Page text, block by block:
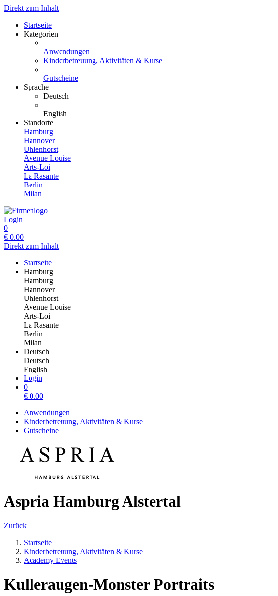
Direkt zum Inhalt
Startseite
Kategorien
Anwendungen
Kinderbetreuung, Aktivitäten & Kurse
Gutscheine
Sprache
Deutsch
English
Standorte
Hamburg
Hannover
Uhlenhorst
Avenue Louise
Arts-Loi
La Rasante
Berlin
Milan
Login
0
€ 0.00
Direkt zum Inhalt
Startseite
Hamburg
Hamburg
Hannover
Uhlenhorst
Avenue Louise
Arts-Loi
La Rasante
Berlin
Milan
Deutsch
Deutsch
English
Login
0
€ 0.00
Anwendungen
Kinderbetreuung, Aktivitäten & Kurse
Gutscheine
Aspria Hamburg Alstertal
Zurück
Startseite
Kinderbetreuung, Aktivitäten & Kurse
Academy Events
Kulleraugen-Monster Portraits